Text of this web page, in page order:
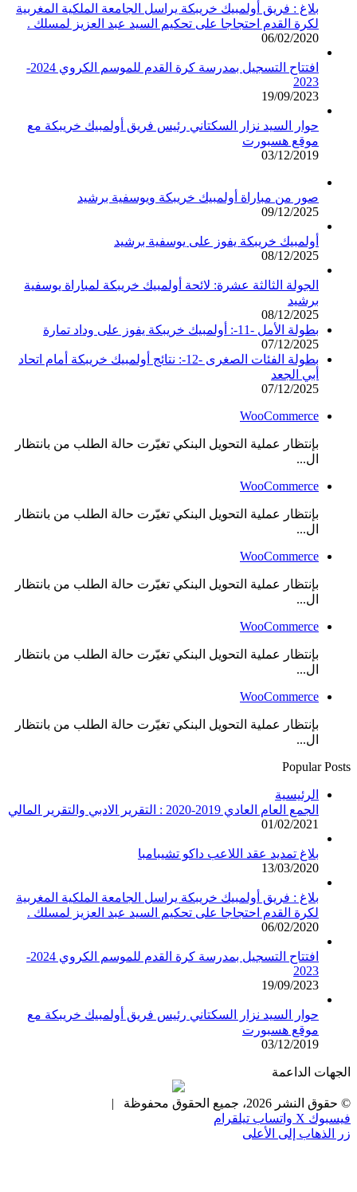
بلاغ : فريق أولمبيك خريبكة يراسل الجامعة الملكية المغربية
لكرة القدم احتجاجا على تحكيم السيد عبد العزيز لمسلك .
06/02/2020
افتتاح التسجيل بمدرسة كرة القدم للموسم الكروي 2024-
2023
19/09/2023
حوار السيد نزار السكتاني رئيس فريق أولمبيك خريبكة مع
موقع هسبورت
03/12/2019
صور من مباراة أولمبيك خريبكة ويوسفية برشيد
09/12/2025
أولمبيك خريبكة يفوز على يوسفية برشيد
08/12/2025
الجولة الثالثة عشرة: لائحة أولمبيك خريبكة لمباراة يوسفية
برشيد
08/12/2025
بطولة الأمل -11-: أولمبيك خريبكة يفوز على وداد تمارة
07/12/2025
بطولة الفئات الصغرى -12-: نتائج أولمبيك خريبكة أمام اتحاد
أبي الجعد
07/12/2025
WooCommerce
بإنتظار عملية التحويل البنكي تغيّرت حالة الطلب من بانتظار
ال...
WooCommerce
بإنتظار عملية التحويل البنكي تغيّرت حالة الطلب من بانتظار
ال...
WooCommerce
بإنتظار عملية التحويل البنكي تغيّرت حالة الطلب من بانتظار
ال...
WooCommerce
بإنتظار عملية التحويل البنكي تغيّرت حالة الطلب من بانتظار
ال...
WooCommerce
بإنتظار عملية التحويل البنكي تغيّرت حالة الطلب من بانتظار
ال...
Popular Posts
الرئيسية
الجمع العام العادي 2019-2020 : التقرير الادبي والتقرير المالي
01/02/2021
بلاغ تمديد عقد اللاعب داكو تشيبامبا
13/03/2020
بلاغ : فريق أولمبيك خريبكة يراسل الجامعة الملكية المغربية
لكرة القدم احتجاجا على تحكيم السيد عبد العزيز لمسلك .
06/02/2020
افتتاح التسجيل بمدرسة كرة القدم للموسم الكروي 2024-
2023
19/09/2023
حوار السيد نزار السكتاني رئيس فريق أولمبيك خريبكة مع
موقع هسبورت
03/12/2019
الجهات الداعمة
© حقوق النشر 2026، جميع الحقوق محفوظة |
فيسبوك X واتساب تيلقرام
زر الذهاب إلى الأعلى